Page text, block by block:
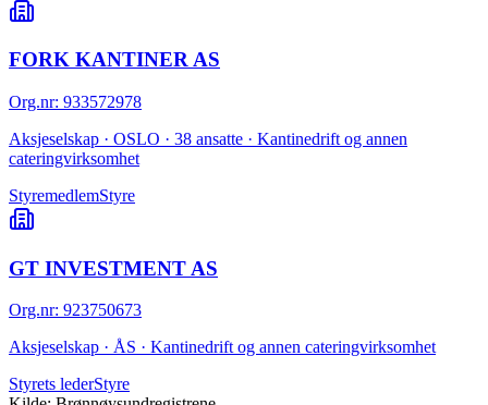
FORK KANTINER AS
Org.nr: 933572978
Aksjeselskap · OSLO · 38 ansatte · Kantinedrift og annen
cateringvirksomhet
StyremedlemStyre
GT INVESTMENT AS
Org.nr: 923750673
Aksjeselskap · ÅS · Kantinedrift og annen cateringvirksomhet
Styrets lederStyre